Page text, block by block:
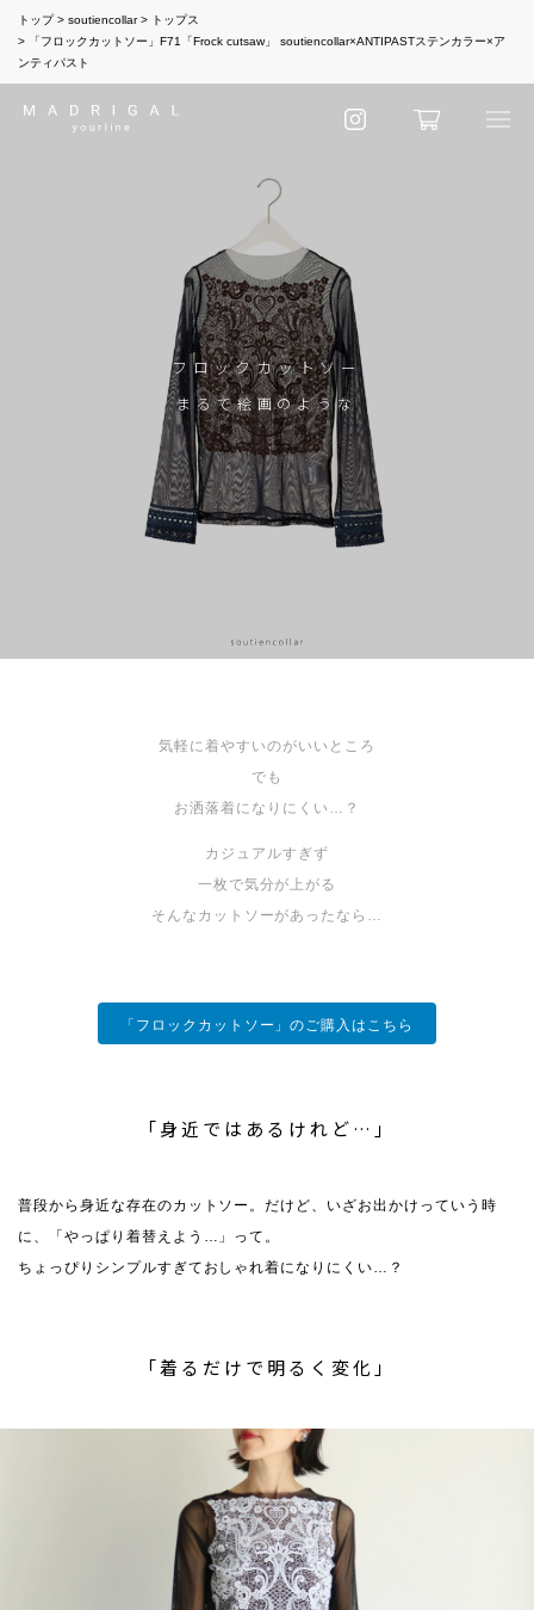
トップ soutiencollar
トップス
「フロックカットソー」F71「Frock cutsaw」 soutiencollar×ANTIPASTステンカラー×ア
ンティパスト
フロックカットソー
まるで絵画のような
気軽に着やすいのがいいところ
でも
お洒落着になりにくい…？
カジュアルすぎず
一枚で気分が上がる
そんなカットソーがあったなら…
「フロックカットソー」のご購入はこちら
「身近ではあるけれど…」
普段から身近な存在のカットソー。だけど、いざお出かけっていう時
に、「やっぱり着替えよう…」って。
ちょっぴりシンプルすぎておしゃれ着になりにくい…？
「着るだけで明るく変化」